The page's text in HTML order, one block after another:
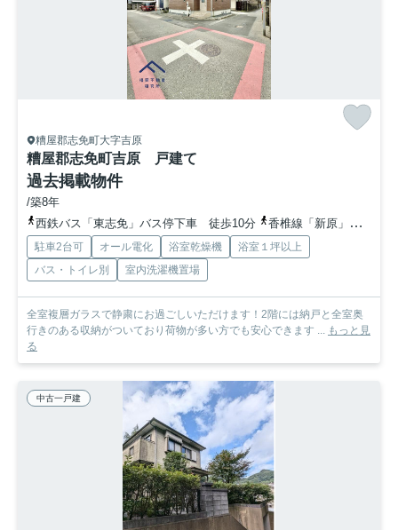
糟屋郡志免町大字吉原
糟屋郡志免町吉原 戸建て
過去掲載物件
/築8年
西鉄バス「東志免」バス停下車 徒歩10分
香椎線「新原」駅 徒歩40分
駐車2台可 オール電化 浴室乾燥機
浴室１坪以上
バス・トイレ別
室内洗濯機置場
全室複層ガラスで静粛にお過ごしいただけます！2階には納戸と全室奥
行きのある収納がついており荷物が多い方でも安心できます ... もっと見
る
中古一戸建